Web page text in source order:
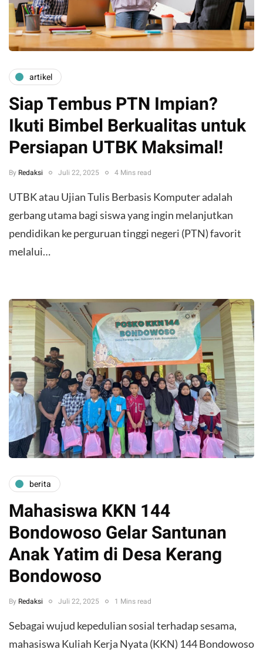
artikel
Siap Tembus PTN Impian?
Ikuti Bimbel Berkualitas untuk
Persiapan UTBK Maksimal!
By Redaksi Juli 22, 2025 4 Mins read
UTBK atau Ujian Tulis Berbasis Komputer adalah
gerbang utama bagi siswa yang ingin melanjutkan
pendidikan ke perguruan tinggi negeri (PTN) favorit
melalui…
berita
Mahasiswa KKN 144
Bondowoso Gelar Santunan
Anak Yatim di Desa Kerang
Bondowoso
By Redaksi Juli 22, 2025 1 Mins read
Sebagai wujud kepedulian sosial terhadap sesama,
mahasiswa Kuliah Kerja Nyata (KKN) 144 Bondowoso